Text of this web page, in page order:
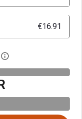
€16.91
Apri la finestra di